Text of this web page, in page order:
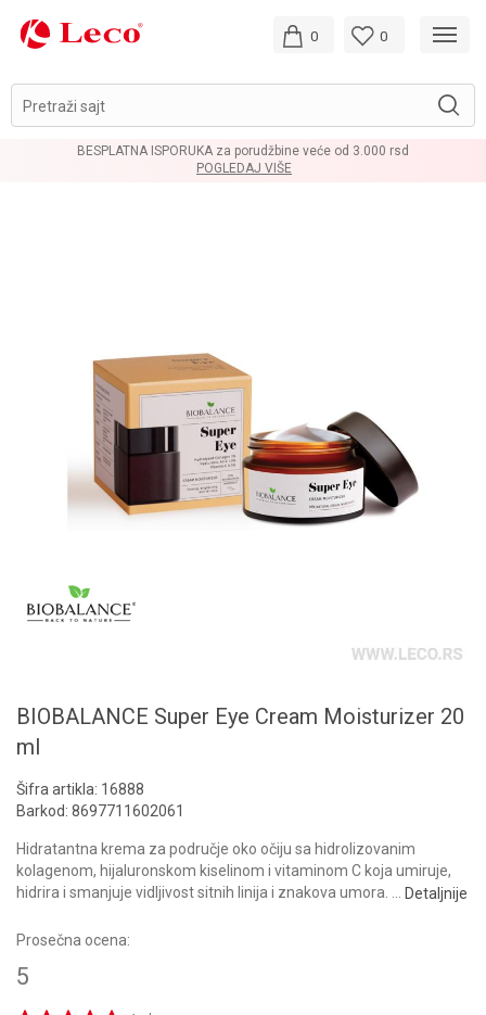
Pretraži sajt
0 0
BESPLATNA ISPORUKA za porudžbine veće od 3.000 rsd
POGLEDAJ VIŠE
BIOBALANCE Super Eye Cream Moisturizer 20
ml
Šifra artikla: 16888
Barkod: 8697711602061
Hidratantna krema za područje oko očiju sa hidrolizovanim
kolagenom, hijaluronskom kiselinom i vitaminom C koja umiruje,
hidrira i smanjuje vidljivost sitnih linija i znakova umora.
Detaljnije
Prosečna ocena:
5